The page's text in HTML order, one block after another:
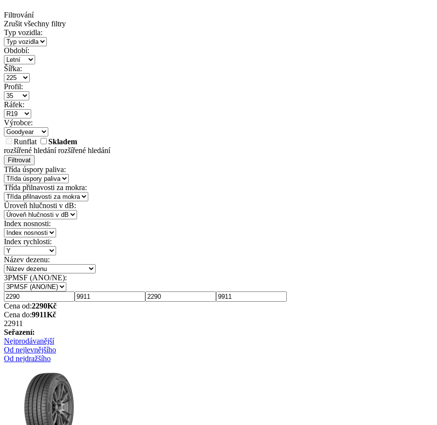
Filtrování
Zrušit všechny filtry
Typ vozidla:
Období:
Šířka:
Profil:
Ráfek:
Výrobce:
Runflat
Skladem
rozšířené hledánírozšířené hledání
Filtrovat
Třída úspory paliva:
Třída přilnavosti za mokra:
Úroveň hlučnosti v dB:
Index nosnosti:
Index rychlosti:
Název dezenu:
3PMSF (ANO/NE):
Cena od:2290Kč
Cena do:9911Kč
22911
Seřazení:
Nejprodávanější
Od nejlevnějšího
Od nejdražšího